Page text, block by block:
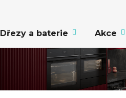
Dřezy a baterie Akce